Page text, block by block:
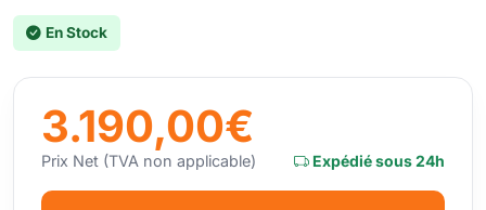
En Stock
3.190,00€
Prix Net (TVA non applicable) Expédié sous 24h